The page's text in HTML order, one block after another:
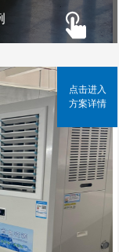
点击进入
方案详情